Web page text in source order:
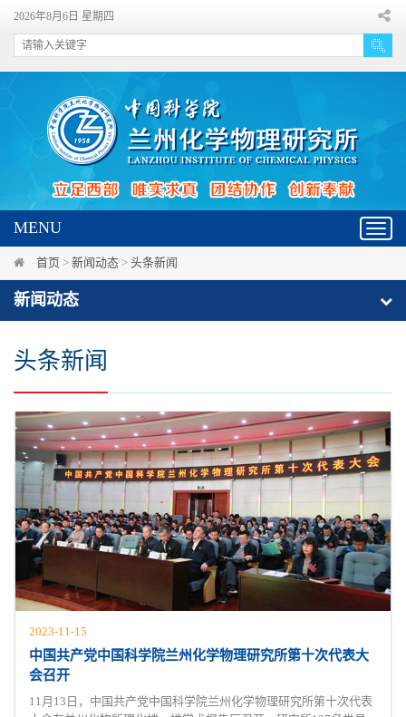
2026年8月6日 星期四
MENU
首页 > 新闻动态 > 头条新闻
新闻动态
头条新闻
2023-11-15
中国共产党中国科学院兰州化学物理研究所第十次代表大
会召开
11月13日，中国共产党中国科学院兰州化学物理研究所第十次代表